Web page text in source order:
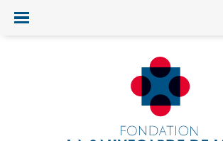
Ouvrir/fermer le menu